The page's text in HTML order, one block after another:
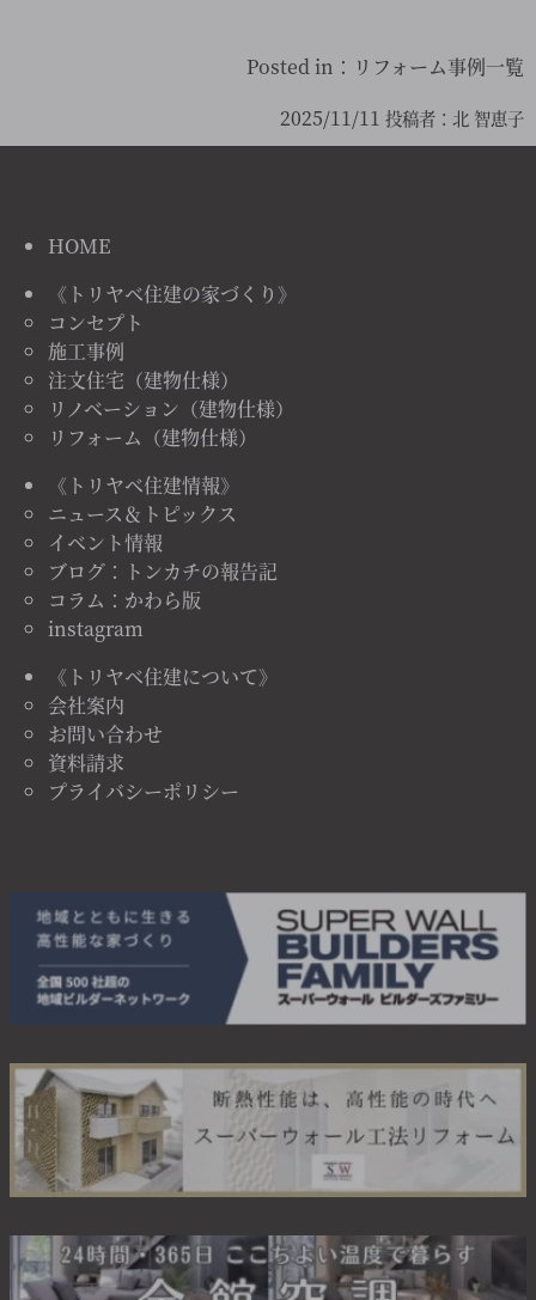
Posted in： リフォーム事例一覧
2025/11/11 投稿者： 北 智恵子
HOME
《トリヤベ住建の家づくり》
コンセプト
施工事例
注文住宅（建物仕様）
リノベーション（建物仕様）
リフォーム（建物仕様）
《トリヤベ住建情報》
ニュース＆トピックス
イベント情報
ブログ：トンカチの報告記
コラム：かわら版
instagram
《トリヤベ住建について》
会社案内
お問い合わせ
資料請求
プライバシーポリシー